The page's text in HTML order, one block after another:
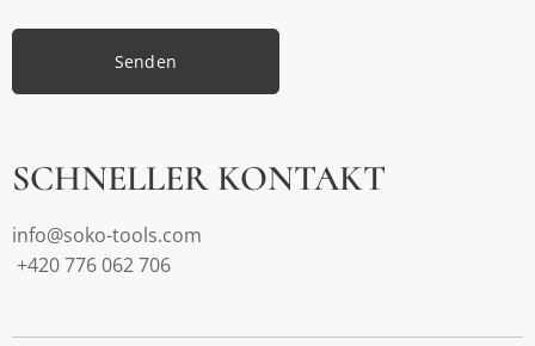
Senden
SCHNELLER KONTAKT
info@soko-tools.com
+420 776 062 706